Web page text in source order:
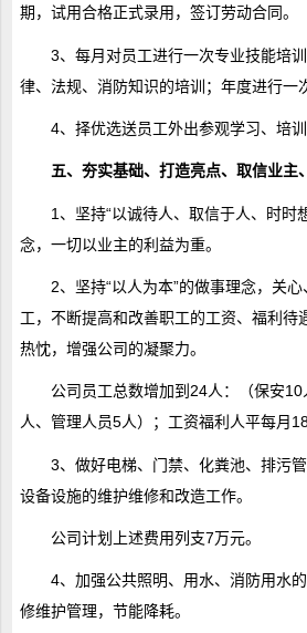
期，试用合格正式录用，签订劳动合同。
3、每月对员工进行一次专业技能培
律、法规、消防知识的培训；年度进行一
4、择优选送员工外出参观学习、培训
五、夯实基础、打造亮点、取信业主
1、坚持“以诚待人、取信于人、时时
念，一切以业主的利益为重。
2、坚持“以人为本”的做事理念，关
工，不断提高和改善职工的工资、福利待
热忱，增强公司的凝聚力。
公司员工总数增加到24人：（保安
人、管理人员5人）；工资福利人平每月
3、做好电梯、门禁、化粪池、排污
设备设施的维护维修和改造工作。
公司计划上述费用列支7万元。
4、加强公共照明、用水、消防用水
修维护管理，节能降耗。